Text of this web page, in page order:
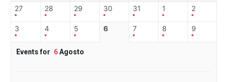
27 28 29 30 31 1 2
3 4 5 6 7 8 9
Events for 6Agosto